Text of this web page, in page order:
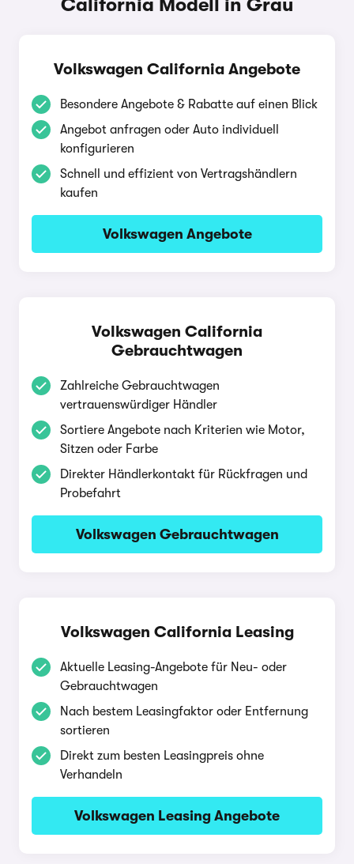
California Modell in Grau
Volkswagen California Angebote
Besondere Angebote & Rabatte auf einen Blick
Angebot anfragen oder Auto individuell
konfigurieren
Schnell und effizient von Vertragshändlern
kaufen
Volkswagen Angebote
Volkswagen California
Gebrauchtwagen
Zahlreiche Gebrauchtwagen
vertrauenswürdiger Händler
Sortiere Angebote nach Kriterien wie Motor,
Sitzen oder Farbe
Direkter Händlerkontakt für Rückfragen und
Probefahrt
Volkswagen Gebrauchtwagen
Volkswagen California Leasing
Aktuelle Leasing-Angebote für Neu- oder
Gebrauchtwagen
Nach bestem Leasingfaktor oder Entfernung
sortieren
Direkt zum besten Leasingpreis ohne
Verhandeln
Volkswagen Leasing Angebote